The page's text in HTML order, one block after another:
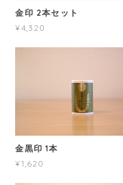
金印 2本セット
¥4,320
金黒印 1本
¥1,620